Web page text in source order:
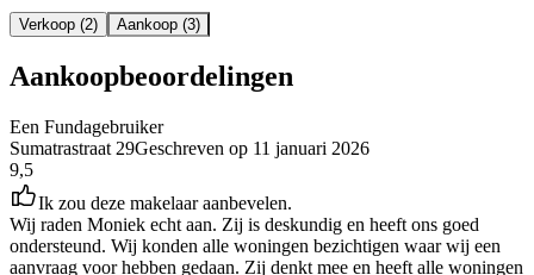
Verkoop (2) Aankoop (3)
Aankoopbeoordelingen
Een Fundagebruiker
Sumatrastraat 29Geschreven op 11 januari 2026
9,5
Ik zou deze makelaar aanbevelen.
Wij raden Moniek echt aan. Zij is deskundig en heeft ons goed
ondersteund. Wij konden alle woningen bezichtigen waar wij een
aanvraag voor hebben gedaan. Zij denkt mee en heeft alle woningen